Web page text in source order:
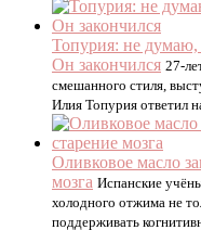
Топурия: не думаю,
Он закончился 27-
смешанного стиля,
Илия Топурия ответил
Оливковое масло
мозга Испанские
холодного отжима не
поддерживать